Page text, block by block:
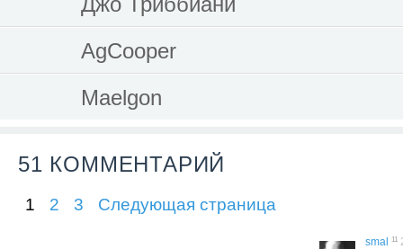
AgCooper
Maelgon
51 КОММЕНТАРИЙ
1 2 3 Следующая страница
smal 11